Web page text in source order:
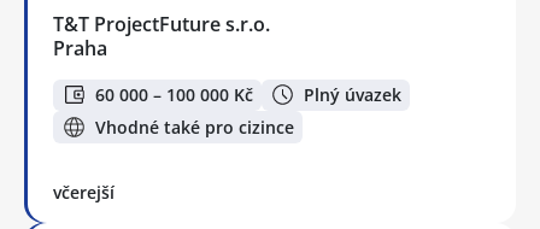
T&T ProjectFuture s.r.o.
Praha
60 000 – 100 000 Kč
Plný úvazek
Vhodné také pro cizince
včerejší